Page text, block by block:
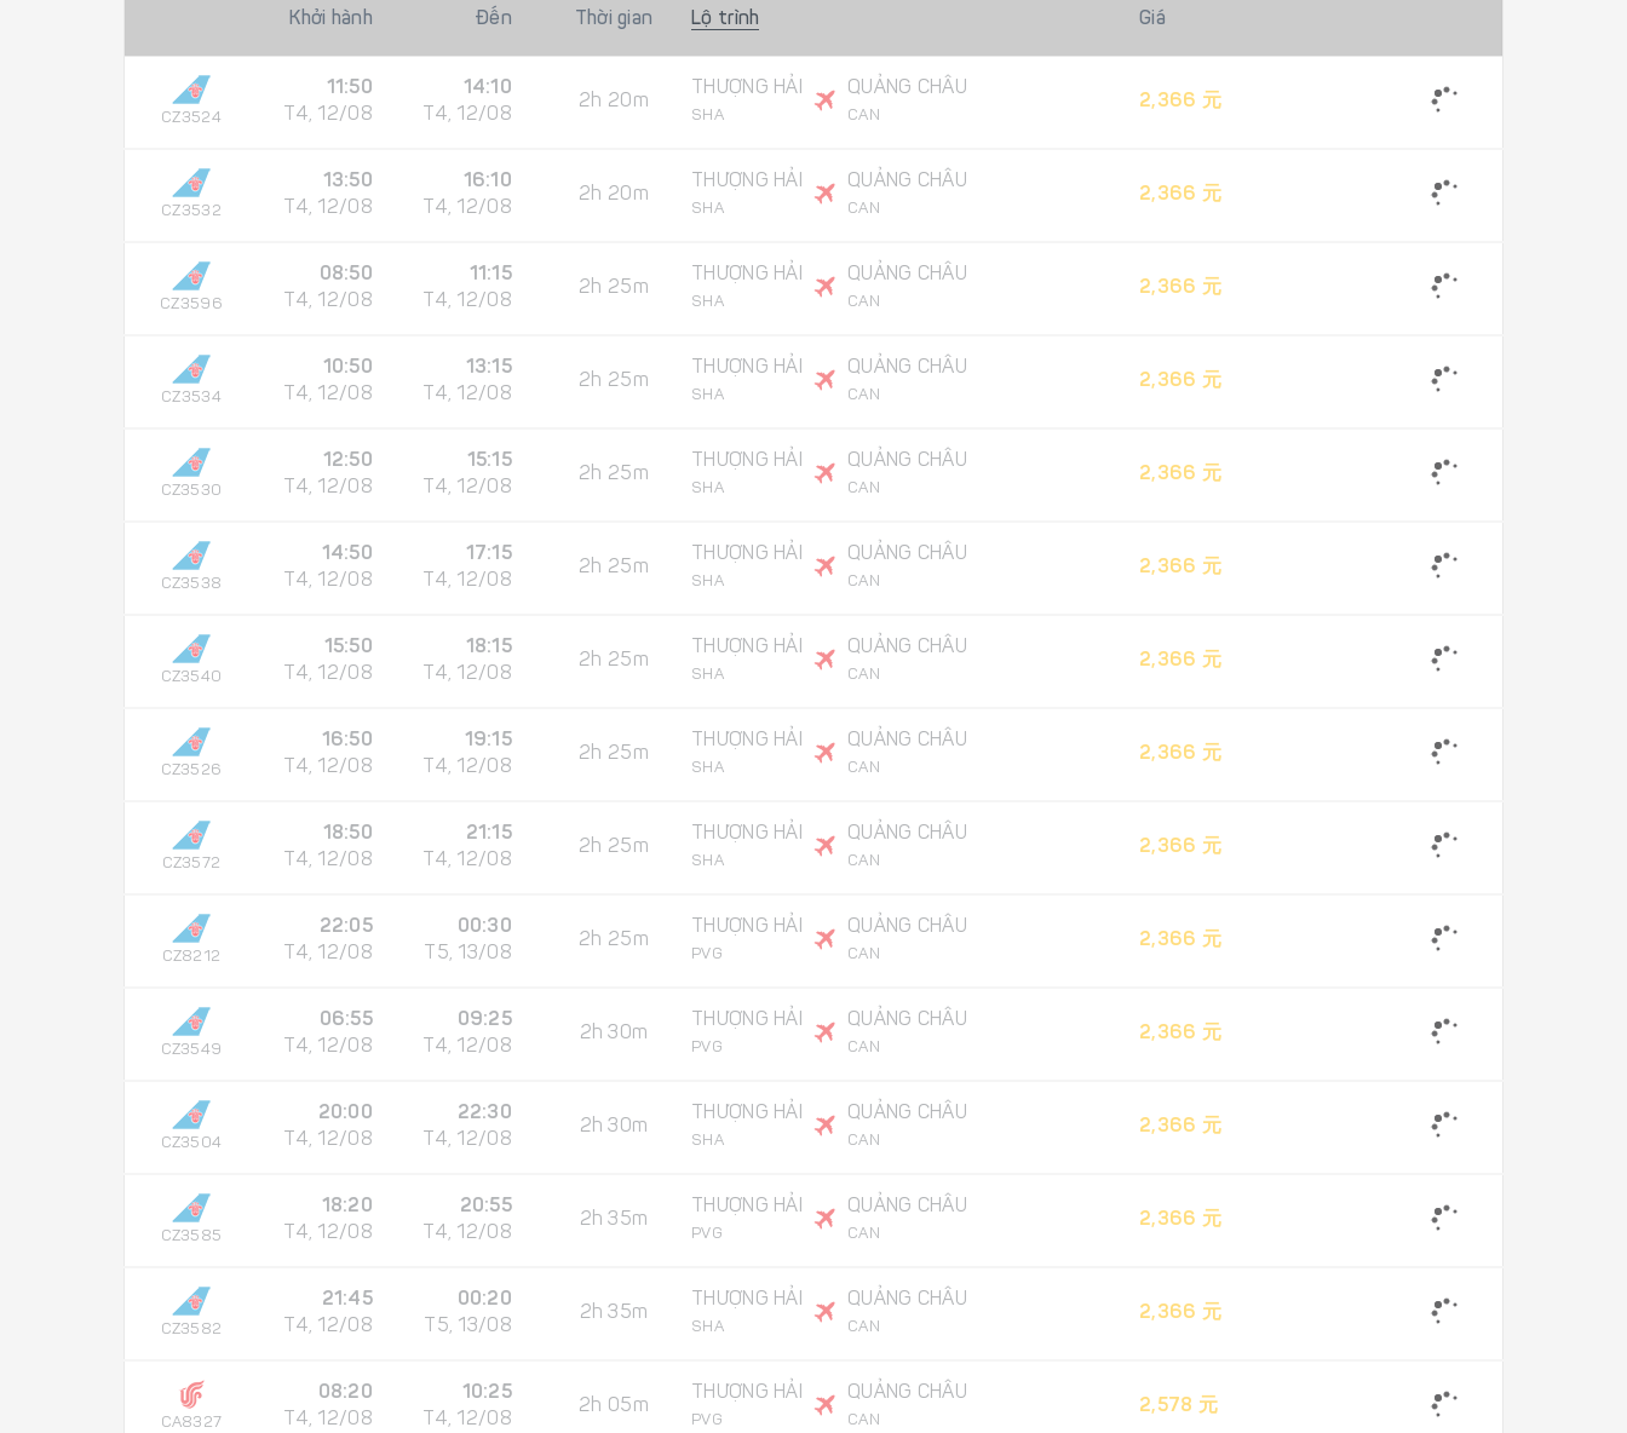
Khởi hành Đến Thời gian Lộ trình Giá
CZ3524
11:50
T4, 12/08
14:10
T4, 12/08
2h 20m
THƯỢNG HẢI
SHA
QUẢNG CHÂU
CAN
2,366 元
CZ3532
13:50
T4, 12/08
16:10
T4, 12/08
2h 20m
THƯỢNG HẢI
SHA
QUẢNG CHÂU
CAN
2,366 元
CZ3596
08:50
T4, 12/08
11:15
T4, 12/08
2h 25m
THƯỢNG HẢI
SHA
QUẢNG CHÂU
CAN
2,366 元
CZ3534
10:50
T4, 12/08
13:15
T4, 12/08
2h 25m
THƯỢNG HẢI
SHA
QUẢNG CHÂU
CAN
2,366 元
CZ3530
12:50
T4, 12/08
15:15
T4, 12/08
2h 25m
THƯỢNG HẢI
SHA
QUẢNG CHÂU
CAN
2,366 元
CZ3538
14:50
T4, 12/08
17:15
T4, 12/08
2h 25m
THƯỢNG HẢI
SHA
QUẢNG CHÂU
CAN
2,366 元
CZ3540
15:50
T4, 12/08
18:15
T4, 12/08
2h 25m
THƯỢNG HẢI
SHA
QUẢNG CHÂU
CAN
2,366 元
CZ3526
16:50
T4, 12/08
19:15
T4, 12/08
2h 25m
THƯỢNG HẢI
SHA
QUẢNG CHÂU
CAN
2,366 元
CZ3572
18:50
T4, 12/08
21:15
T4, 12/08
2h 25m
THƯỢNG HẢI
SHA
QUẢNG CHÂU
CAN
2,366 元
CZ8212
22:05
T4, 12/08
00:30
T5, 13/08
2h 25m
THƯỢNG HẢI
PVG
QUẢNG CHÂU
CAN
2,366 元
CZ3549
06:55
T4, 12/08
09:25
T4, 12/08
2h 30m
THƯỢNG HẢI
PVG
QUẢNG CHÂU
CAN
2,366 元
CZ3504
20:00
T4, 12/08
22:30
T4, 12/08
2h 30m
THƯỢNG HẢI
SHA
QUẢNG CHÂU
CAN
2,366 元
CZ3585
18:20
T4, 12/08
20:55
T4, 12/08
2h 35m
THƯỢNG HẢI
PVG
QUẢNG CHÂU
CAN
2,366 元
CZ3582
21:45
T4, 12/08
00:20
T5, 13/08
2h 35m
THƯỢNG HẢI
SHA
QUẢNG CHÂU
CAN
2,366 元
CA8327
08:20
T4, 12/08
10:25
T4, 12/08
2h 05m
THƯỢNG HẢI
PVG
QUẢNG CHÂU
CAN
2,578 元